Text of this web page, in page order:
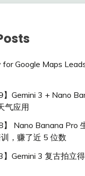
Google Maps
】Gemini 3 + Nano
气应用
】 Nano Banana Pro
，赚了近 5 位数
】Gemini 3 复古拍立